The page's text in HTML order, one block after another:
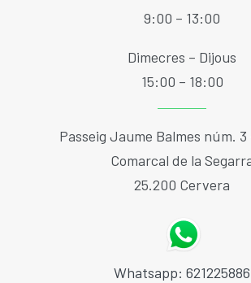
ESCOLA BTT 2.0 CURS 25-26
9:00 – 13:00
Dimecres – Dijous
15:00 – 18:00
Passeig Jaume Balmes núm. 3
Comarcal de la
25.200 Cervera
Whatsapp: 621225886